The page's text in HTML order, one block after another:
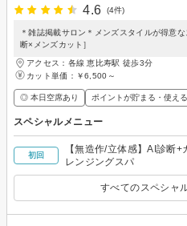
4.6
(4件)
＊雑誌掲載サロン＊メンズスタイルが得意
断×メンズカット］
アクセス：各線 恵比寿駅 徒歩3分
カット単価： ￥6,500～
◎ 本日空席あり ポイントが貯まる・使える
スペシャルメニュー
初回
【無造作/立体感】AI診断
レンジングスパ
すべてのスペシャ